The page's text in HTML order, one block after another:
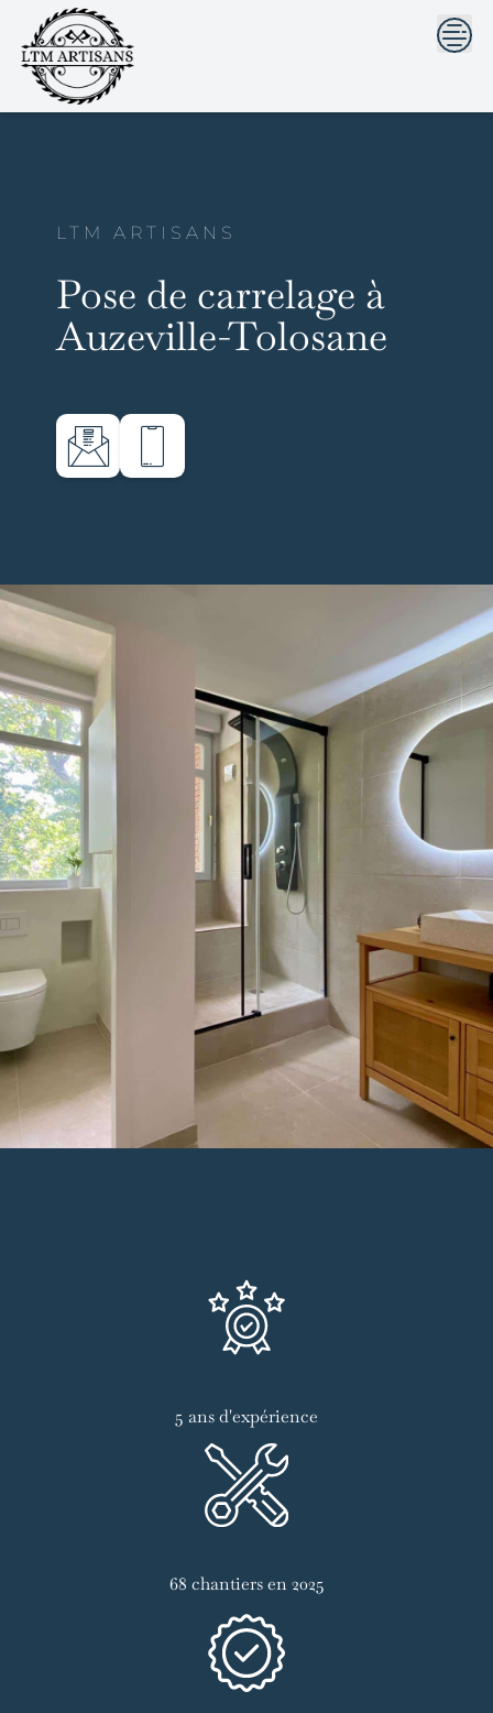
```html```
content
LTM ARTISANS
Pose de carrelage à
Auzeville-Tolosane
5 ans d'expérience
68 chantiers en 2025